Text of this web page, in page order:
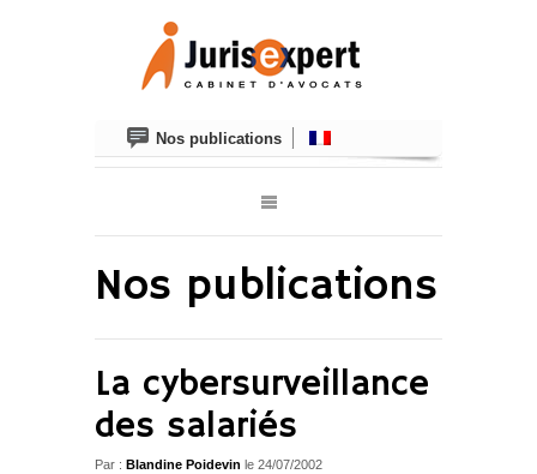
Nos publications
Nos publications
La cybersurveillance
des salariés
Par : Blandine Poidevin le 24/07/2002